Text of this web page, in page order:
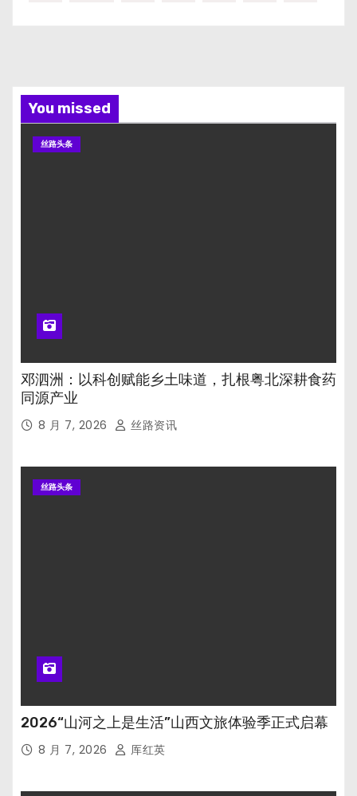
You missed
丝路头条
邓泗洲：以科创赋能乡土味道，扎根粤北深耕食药
同源产业
8 月 7, 2026 丝路资讯
丝路头条
2026“山河之上是生活”山西文旅体验季正式启幕
8 月 7, 2026 厍红英